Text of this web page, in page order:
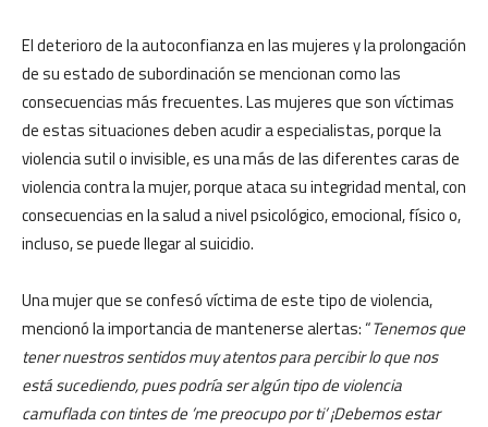
El deterioro de la autoconfianza en las mujeres y la prolongación
de su estado de subordinación se mencionan como las
consecuencias más frecuentes. Las mujeres que son víctimas
de estas situaciones deben acudir a especialistas, porque la
violencia sutil o invisible, es una más de las diferentes caras de
violencia contra la mujer, porque ataca su integridad mental, con
consecuencias en la salud a nivel psicológico, emocional, físico o,
incluso, se puede llegar al suicidio.
Una mujer que se confesó víctima de este tipo de violencia,
mencionó la importancia de mantenerse alertas: “Tenemos que
tener nuestros sentidos muy atentos para percibir lo que nos
está sucediendo, pues podría ser algún tipo de violencia
camuflada con tintes de ’me preocupo por ti’ ¡Debemos estar